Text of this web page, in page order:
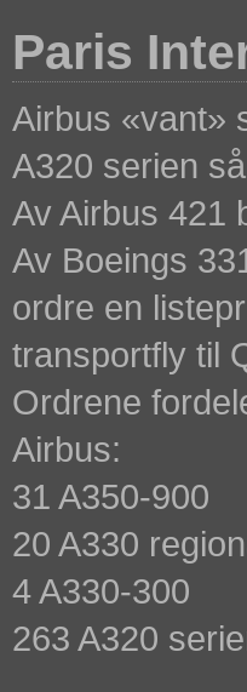
Paris
Airbus «vant»
A320 serien
Av Airbus 421
Av Boeings
ordre en
transportfly til
Ordrene
Airbus:
31 A350-900
20 A330
4 A330-300
263 A320